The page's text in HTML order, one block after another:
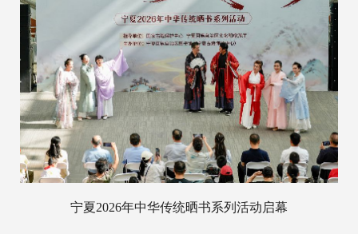
宁夏2026年中华传统晒书系列活动启幕